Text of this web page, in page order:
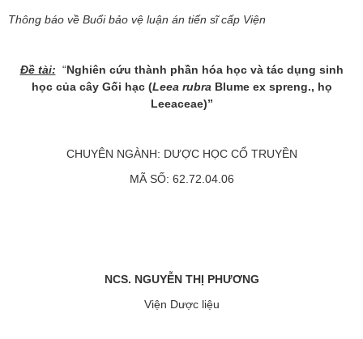
Thông báo về Buổi bảo vệ luận án tiến sĩ cấp Viện
Đề tài: “Nghiên cứu thành phần hóa học và tác dụng sinh
học của cây Gối hạc (Leea rubra Blume ex spreng., họ
Leeaceae)”
CHUYÊN NGÀNH: DƯỢC HỌC CỔ TRUYỀN
MÃ SỐ: 62.72.04.06
NCS. NGUYỄN THỊ PHƯƠNG
Viện Dược liệu